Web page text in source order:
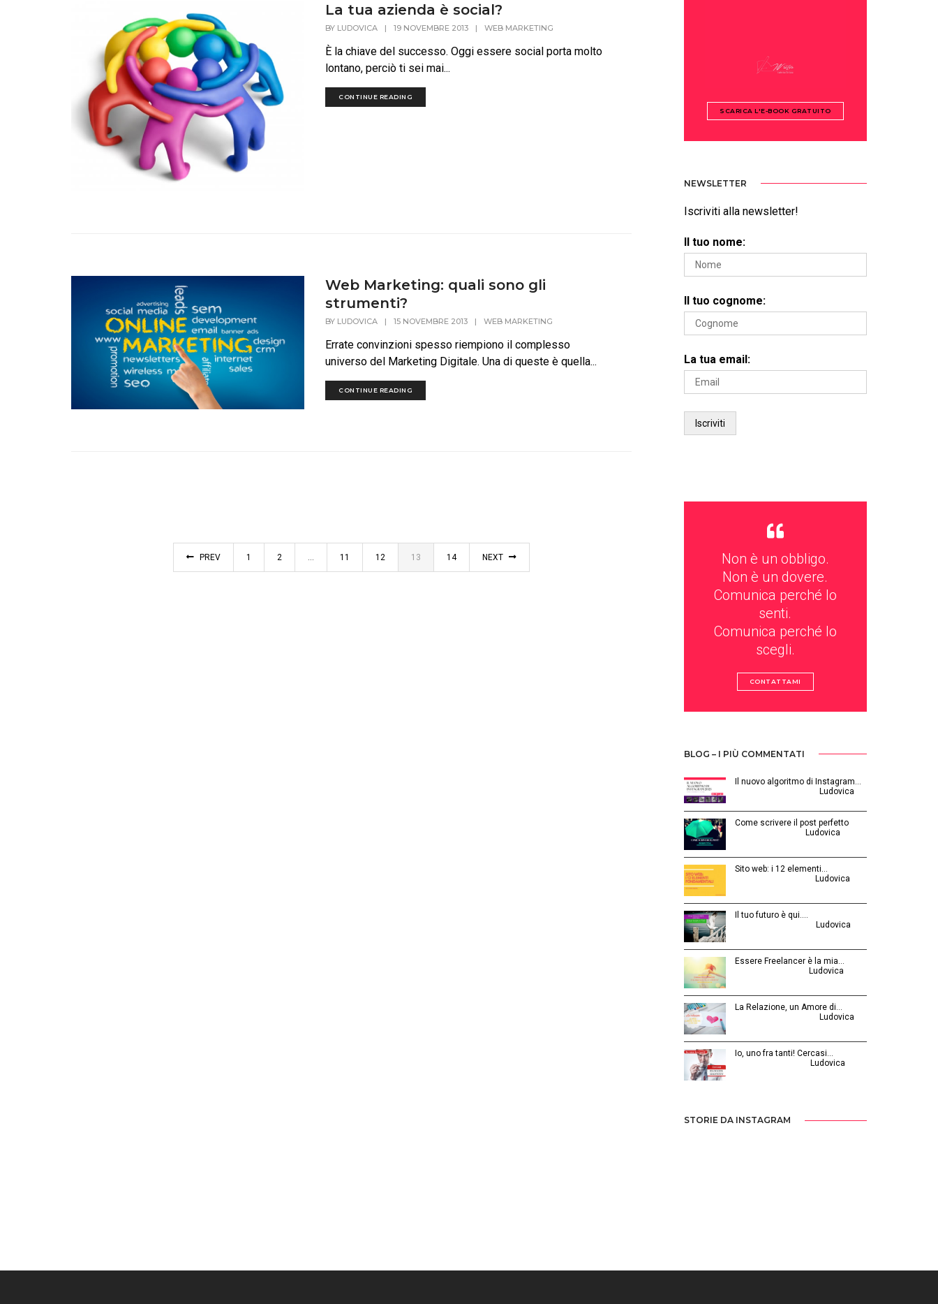
La tua azienda è social?
BY LUDOVICA | 19 NOVEMBRE 2013 | WEB MARKETING
È la chiave del successo. Oggi essere social porta molto
lontano, perciò ti sei mai...
CONTINUE READING
Web Marketing: quali sono gli
strumenti?
BY LUDOVICA | 15 NOVEMBRE 2013 | WEB MARKETING
Errate convinzioni spesso riempiono il complesso
universo del Marketing Digitale. Una di queste è quella...
CONTINUE READING
PREV 1 2 … 11 12 13 14 NEXT
SCARICA L'E-BOOK GRATUITO
NEWSLETTER
Iscriviti alla newsletter!
Il tuo nome:
Il tuo cognome:
La tua email:
Non è un obbligo.
Non è un dovere.
Comunica perché lo
senti.
Comunica perché lo
scegli.
CONTATTAMI
BLOG – I PIÙ COMMENTATI
Il nuovo algoritmo di Instagram…
Ludovica
Come scrivere il post perfetto
Ludovica
Sito web: i 12 elementi…
Ludovica
Il tuo futuro è qui.…
Ludovica
Essere Freelancer è la mia…
Ludovica
La Relazione, un Amore di…
Ludovica
Io, uno fra tanti! Cercasi…
Ludovica
STORIE DA INSTAGRAM